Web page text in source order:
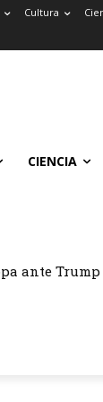
Cultura
CIENCIA
ante